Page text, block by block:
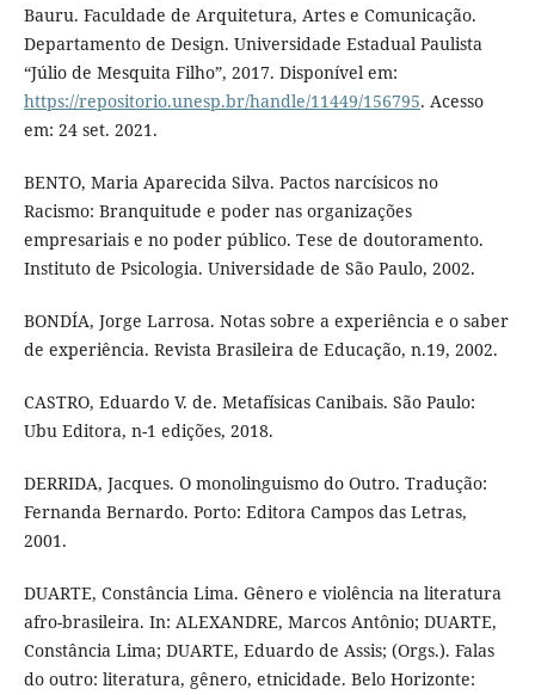
Bauru. Faculdade de Arquitetura, Artes e Comunicação.
Departamento de Design. Universidade Estadual Paulista
“Júlio de Mesquita Filho”, 2017. Disponível em:
https://repositorio.unesp.br/handle/11449/156795. Acesso
em: 24 set. 2021.
BENTO, Maria Aparecida Silva. Pactos narcísicos no
Racismo: Branquitude e poder nas organizações
empresariais e no poder público. Tese de doutoramento.
Instituto de Psicologia. Universidade de São Paulo, 2002.
BONDÍA, Jorge Larrosa. Notas sobre a experiência e o saber
de experiência. Revista Brasileira de Educação, n.19, 2002.
CASTRO, Eduardo V. de. Metafísicas Canibais. São Paulo:
Ubu Editora, n-1 edições, 2018.
DERRIDA, Jacques. O monolinguismo do Outro. Tradução:
Fernanda Bernardo. Porto: Editora Campos das Letras,
2001.
DUARTE, Constância Lima. Gênero e violência na literatura
afro-brasileira. In: ALEXANDRE, Marcos Antônio; DUARTE,
Constância Lima; DUARTE, Eduardo de Assis; (Orgs.). Falas
do outro: literatura, gênero, etnicidade. Belo Horizonte: